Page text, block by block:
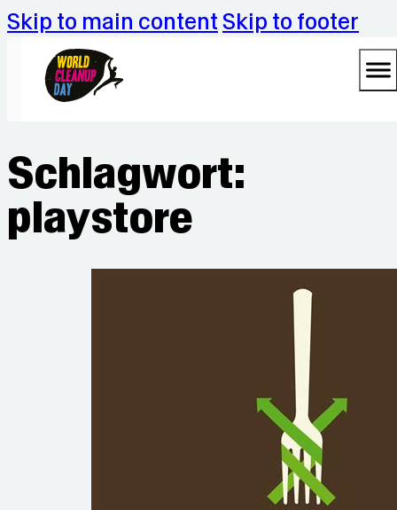
Skip to main content Skip to footer
Schlagwort:
playstore